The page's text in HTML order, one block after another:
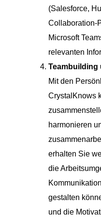
(Salesforce,
Collaboration-
Microsoft
relevanten
Teambuilding
Mit den
CrystalKnows
harmonieren
erhalten Sie
die
gestalten
und die